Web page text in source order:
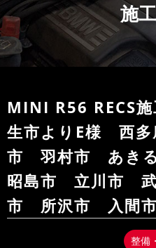
施
MINI R56 RECS
生市よりE様 西
市 羽村市 あき
昭島市 立川市
市 所沢市 入間
整備